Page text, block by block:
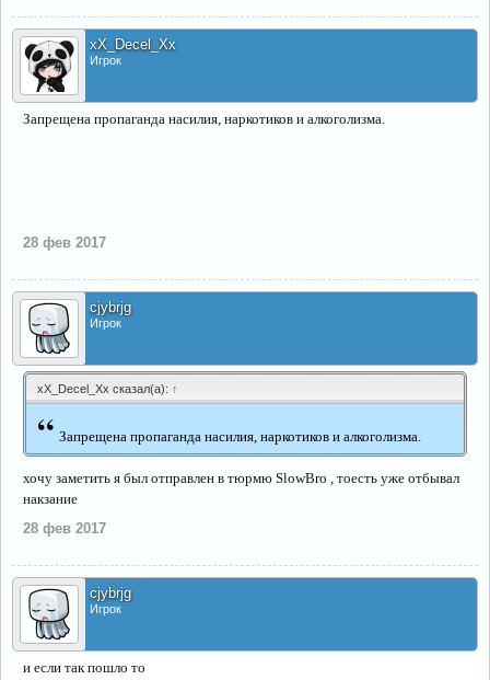
xX_Decel_Xx
Игрок
Запрещена пропаганда насилия, наркотиков и алкоголизма.
28 фев 2017
cjybrjg
Игрок
xX_Decel_Xx сказал(а): ↑
“ Запрещена пропаганда насилия, наркотиков и алкоголизма.
хочу заметить я был отправлен в тюрмю SlowBro , тоесть уже отбывал
накзание
28 фев 2017
cjybrjg
Игрок
и если так пошло то